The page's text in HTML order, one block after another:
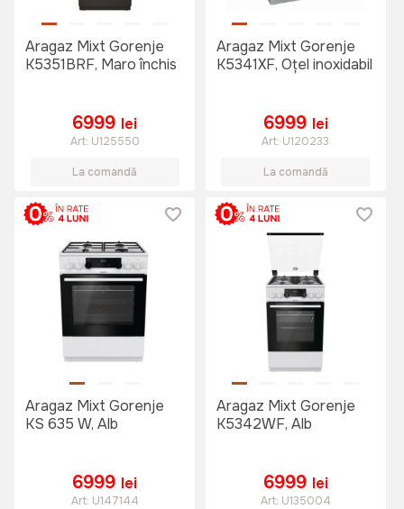
Aragaz Mixt Gorenje
K5351BRF, Maro închis
6999 lei
Art: U125550
La comandă
Aragaz Mixt Gorenje
K5341XF, Oțel inoxidabil
6999 lei
Art: U120233
La comandă
Aragaz Mixt Gorenje
KS 635 W, Alb
6999 lei
Art: U147144
Aragaz Mixt Gorenje
K5342WF, Alb
6999 lei
Art: U135004